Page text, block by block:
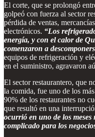
El corte, que se prolongó
golpeó con fuerza al sector
pérdida de ventas,
electrónicos. “Los
energía, y con el calor de
comenzaron a
equipos de refrigeración y
en el suministro, agravaron
El sector restaurantero, que
la comida, fue uno de los
90% de los restaurantes no
que resultó en una
ocurrió en uno de los
complicado para los